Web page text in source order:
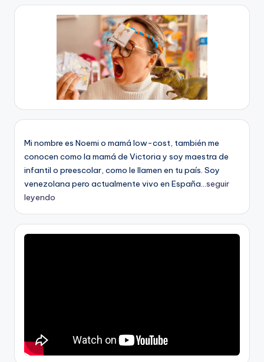
Mi nombre es Noemi o mamá low-cost, también me
conocen como la mamá de Victoria y soy maestra de
infantil o preescolar, como le llamen en tu país. Soy
venezolana pero actualmente vivo en España...seguir
leyendo